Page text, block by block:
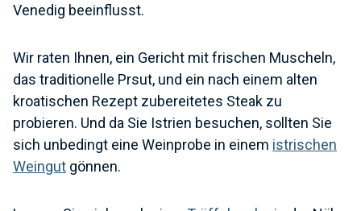
Venedig beeinflusst.
Wir raten Ihnen, ein Gericht mit frischen Muscheln,
das traditionelle Prsut, und ein nach einem alten
kroatischen Rezept zubereitetes Steak zu
probieren. Und da Sie Istrien besuchen, sollten Sie
sich unbedingt eine Weinprobe in einem istrischen
Weingut gönnen.